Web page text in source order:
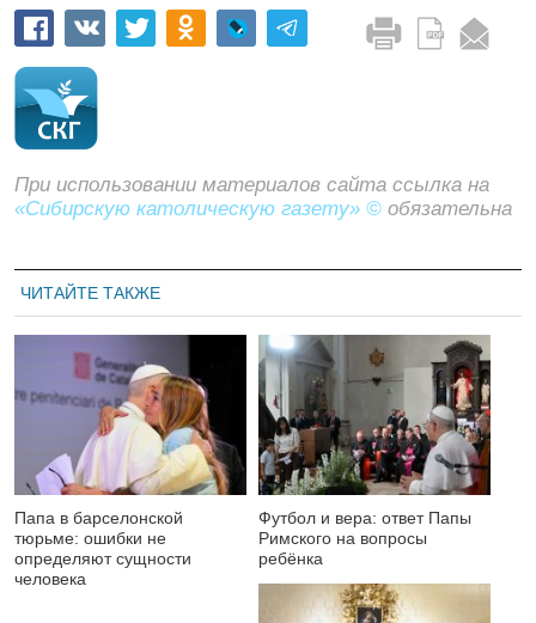
При использовании материалов сайта ссылка на
«Сибирскую католическую газету» © обязательна
ЧИТАЙТЕ ТАКЖЕ
Папа в барселонской
тюрьме: ошибки не
определяют сущности
человека
Футбол и вера: ответ Папы
Римского на вопросы
ребёнка